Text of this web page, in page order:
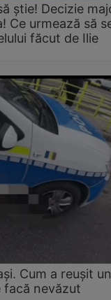
știe! Decizie
Ce urmează să
făcut de Ilie
Cum a reușit un
facă nevăzut